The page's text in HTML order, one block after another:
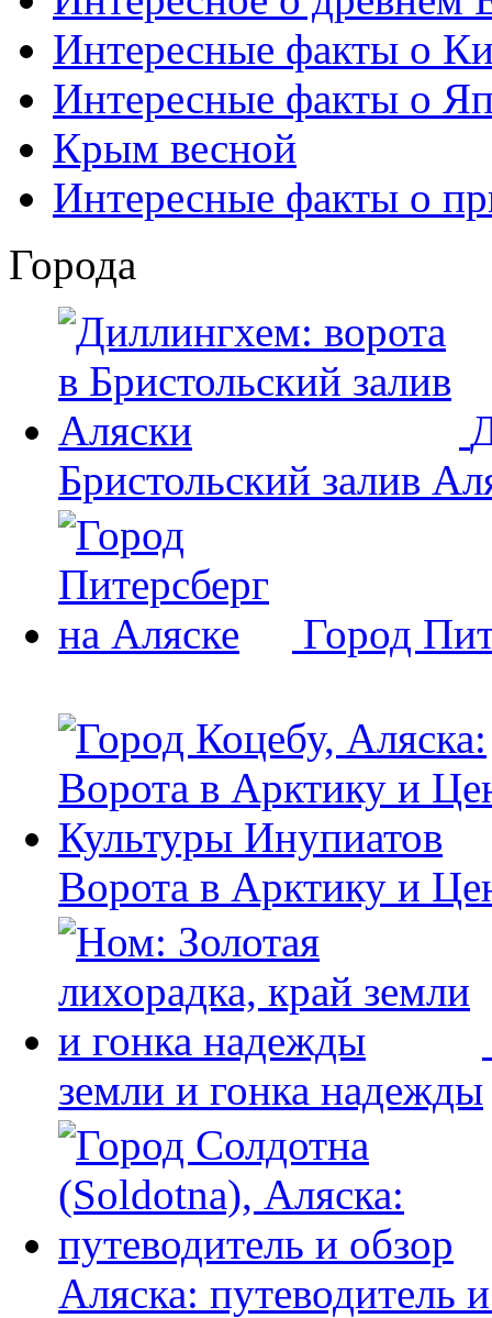
Интересные факты о
Интересные факты о
Крым весной
Интересные факты о
Города
Бристольский залив
Город
Ворота в Арктику и
земли и гонка надежды
Аляска: путеводитель